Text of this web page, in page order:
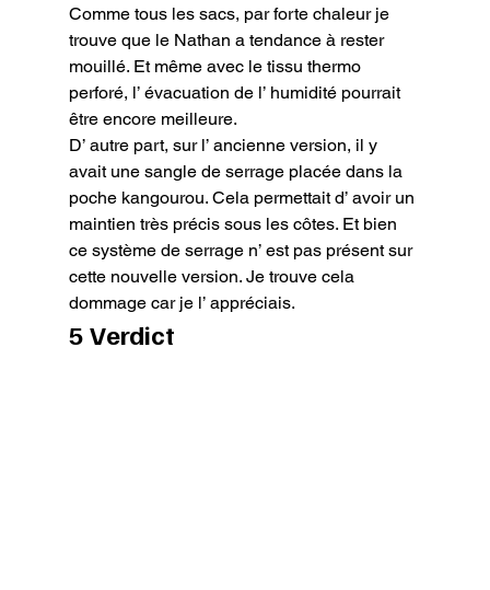
Comme tous les sacs, par forte chaleur je
trouve que le Nathan a tendance à rester
mouillé. Et même avec le tissu thermo
perforé, l’ évacuation de l’ humidité pourrait
être encore meilleure.
D’ autre part, sur l’ ancienne version, il y
avait une sangle de serrage placée dans la
poche kangourou. Cela permettait d’ avoir un
maintien très précis sous les côtes. Et bien
ce système de serrage n’ est pas présent sur
cette nouvelle version. Je trouve cela
dommage car je l’ appréciais.
5 Verdict